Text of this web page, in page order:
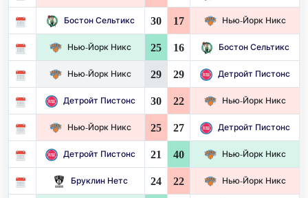
Бостон Сельтикс 30 17 Нью-Йорк Никс
Нью-Йорк Никс 25 16 Бостон Сельтикс
Нью-Йорк Никс 29 29 Детройт Пистонс
Детройт Пистонс 30 22 Нью-Йорк Никс
Нью-Йорк Никс 25 27 Детройт Пистонс
Детройт Пистонс 21 40 Нью-Йорк Никс
Бруклин Нетс 24 22 Нью-Йорк Никс